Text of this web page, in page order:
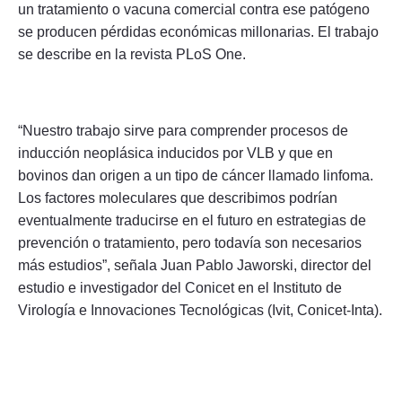
un tratamiento o vacuna comercial contra ese patógeno
se producen pérdidas económicas millonarias. El trabajo
se describe en la revista PLoS One.
“Nuestro trabajo sirve para comprender procesos de
inducción neoplásica inducidos por VLB y que en
bovinos dan origen a un tipo de cáncer llamado linfoma.
Los factores moleculares que describimos podrían
eventualmente traducirse en el futuro en estrategias de
prevención o tratamiento, pero todavía son necesarios
más estudios”, señala Juan Pablo Jaworski, director del
estudio e investigador del Conicet en el Instituto de
Virología e Innovaciones Tecnológicas (Ivit, Conicet-Inta).